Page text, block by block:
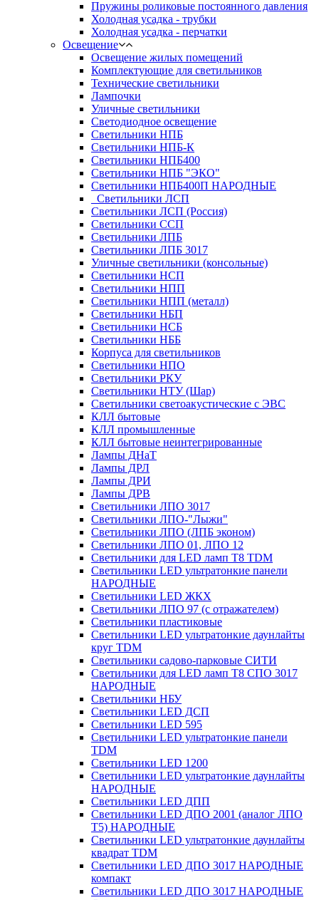
Пружины роликовые постоянного давления
Холодная усадка - трубки
Холодная усадка - перчатки
Освещение
Освещение жилых помещений
Комплектующие для светильников
Технические светильники
Лампочки
Уличные светильники
Светодиодное освещение
Светильники НПБ
Светильники НПБ-К
Светильники НПБ400
Светильники НПБ "ЭКО"
Светильники НПБ400П НАРОДНЫЕ
_Светильники ЛСП
Светильники ЛСП (Россия)
Светильники ССП
Светильники ЛПБ
Светильники ЛПБ 3017
Уличные светильники (консольные)
Светильники НСП
Светильники НПП
Светильники НПП (металл)
Светильники НБП
Светильники НСБ
Светильники НББ
Корпуса для светильников
Светильники НПО
Светильники РКУ
Светильники НТУ (Шар)
Светильники светоакустические с ЭВС
КЛЛ бытовые
КЛЛ промышленные
КЛЛ бытовые неинтегрированные
Лампы ДНаТ
Лампы ДРЛ
Лампы ДРИ
Лампы ДРВ
Светильники ЛПО 3017
Светильники ЛПО-"Лыжи"
Светильники ЛПО (ЛПБ эконом)
Светильники ЛПО 01, ЛПО 12
Светильники для LED ламп Т8 TDM
Светильники LED ультратонкие панели
НАРОДНЫЕ
Светильники LED ЖКХ
Светильники ЛПО 97 (с отражателем)
Светильники пластиковые
Светильники LED ультратонкие даунлайты
круг TDM
Светильники садово-парковые СИТИ
Светильники для LED ламп Т8 СПО 3017
НАРОДНЫЕ
Светильники НБУ
Светильники LED ДСП
Светильники LED 595
Светильники LED ультратонкие панели
TDM
Светильники LED 1200
Светильники LED ультратонкие даунлайты
НАРОДНЫЕ
Светильники LED ДПП
Светильники LED ДПО 2001 (аналог ЛПО
Т5) НАРОДНЫЕ
Светильники LED ультратонкие даунлайты
квадрат TDM
Светильники LED ДПО 3017 НАРОДНЫЕ
компакт
Светильники LED ДПО 3017 НАРОДНЫЕ